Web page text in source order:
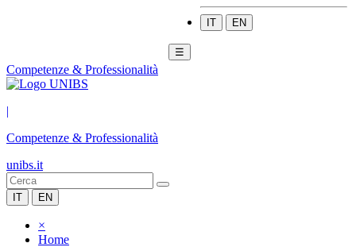
IT EN
☰
Competenze & Professionalità
|
Competenze & Professionalità
unibs.it
IT EN
×
Home